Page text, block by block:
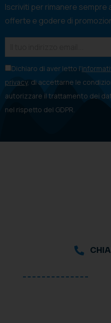
Iscriviti per rimanere
offerte e godere di
Dichiaro di aver letto l'
privacy, di accettarne le
autorizzare il trattamento dei
nel rispetto del GDPR.